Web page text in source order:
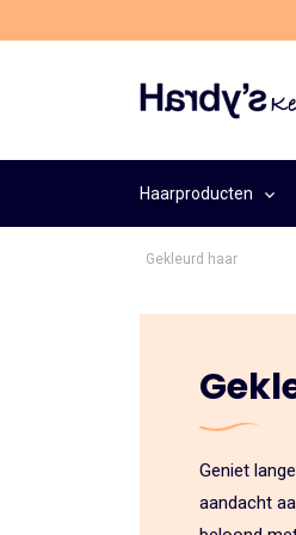
Haarproducten
Gekleurd haar
Geniet
aandacht